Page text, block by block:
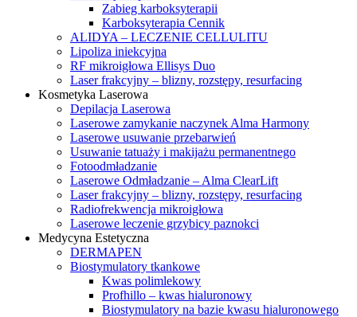
Zabieg karboksyterapii
Karboksyterapia Cennik
ALIDYA – LECZENIE CELLULITU
Lipoliza iniekcyjna
RF mikroigłowa Ellisys Duo
Laser frakcyjny – blizny, rozstępy, resurfacing
Kosmetyka Laserowa
Depilacja Laserowa
Laserowe zamykanie naczynek Alma Harmony
Laserowe usuwanie przebarwień
Usuwanie tatuaży i makijażu permanentnego
Fotoodmładzanie
Laserowe Odmładzanie – Alma ClearLift
Laser frakcyjny – blizny, rozstępy, resurfacing
Radiofrekwencja mikroigłowa
Laserowe leczenie grzybicy paznokci
Medycyna Estetyczna
DERMAPEN
Biostymulatory tkankowe
Kwas polimlekowy
Profhillo – kwas hialuronowy
Biostymulatory na bazie kwasu hialuronowego